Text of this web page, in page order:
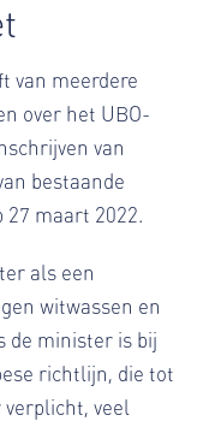
van meerdere
over het UBO-
van
bestaande
27 maart 2022.
als een
witwassen en
de minister is bij
richtlijn, die tot
veel